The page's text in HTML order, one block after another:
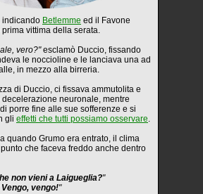
indicando Betlemme ed il Favone
vittima della serata.
vero?"esclamò Duccio, fissando
le noccioline e le lanciava una ad
in mezzo alla birreria.
di Duccio, ci fissava ammutolita e
neuronale, mentre
porre fine alle sue sofferenze e si
gli effetti che tutti possiamo osservare.
quando Grumo era entrato, il clima
che faceva freddo anche dentro
non vieni a Laigueglia?"
vengo!"